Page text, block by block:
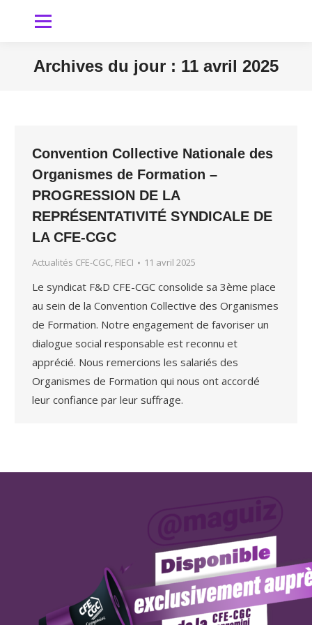
Archives du jour : 11 avril 2025
Convention Collective Nationale des
Organismes de Formation –
PROGRESSION DE LA
REPRÉSENTATIVITÉ SYNDICALE DE
LA CFE-CGC
Actualités CFE-CGC, FIECI 11 avril 2025
Le syndicat F&D CFE-CGC consolide sa 3ème place
au sein de la Convention Collective des Organismes
de Formation. Notre engagement de favoriser un
dialogue social responsable est reconnu et
apprécié. Nous remercions les salariés des
Organismes de Formation qui nous ont accordé
leur confiance par leur suffrage.